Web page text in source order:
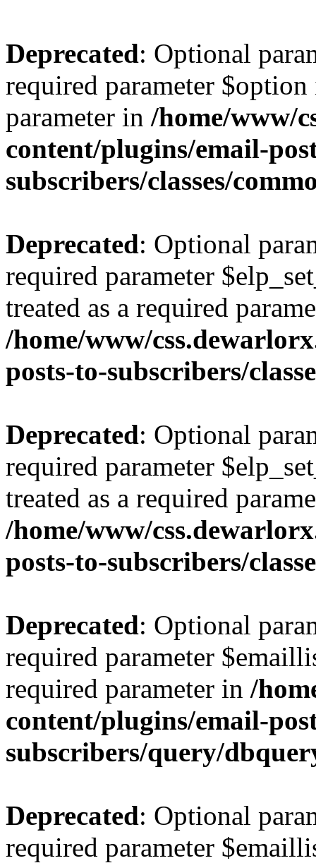
Deprecated: Optional
required parameter
parameter in /home/www/
content/plugins/email-
subscribers/classes/
Deprecated: Optional
required parameter
treated as a required
/home/www/
posts-to-subscribers/
Deprecated: Optional
required parameter
treated as a required
/home/www/
posts-to-subscribers/
Deprecated: Optional
required parameter
required parameter in /
content/plugins/email-
subscribers/query/
Deprecated: Optional
required parameter